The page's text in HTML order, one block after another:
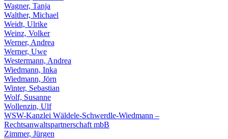
Wagner, Tanja
Walther, Michael
Weidt, Ulrike
Weinz, Volker
Werner, Andrea
Werner, Uwe
Westermann, Andrea
Wiedmann, Inka
Wiedmann, Jörn
Winter, Sebastian
Wolf, Susanne
Wollenzin, Ulf
WSW-Kanzlei Wäldele-Schwerdle-Wiedmann –
Rechtsanwaltspartnerschaft mbB
Zimmer, Jürgen